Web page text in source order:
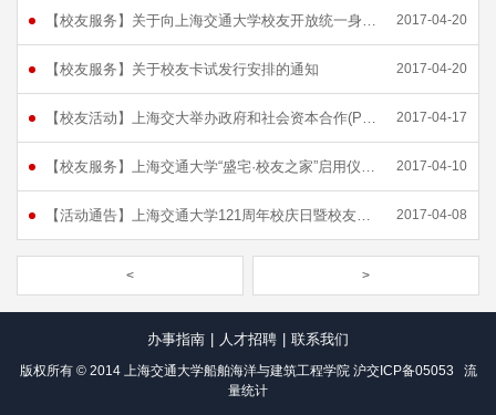
【校友服务】关于向上海交通大学校友开放统一身份认证jAccount和校友邮箱的通告 2017-04-20
【校友服务】关于校友卡试发行安排的通知 2017-04-20
【校友活动】上海交大举办政府和社会资本合作(PPP)校友论坛[图] 2017-04-17
【校友服务】上海交通大学“盛宅·校友之家”启用仪式举行[图] 2017-04-10
【活动通告】上海交通大学121周年校庆日暨校友返校日活动通告 2017-04-08
< >
办事指南 人才招聘 联系我们
版权所有 © 2014 上海交通大学船舶海洋与建筑工程学院 沪交ICP备05053
流
量统计